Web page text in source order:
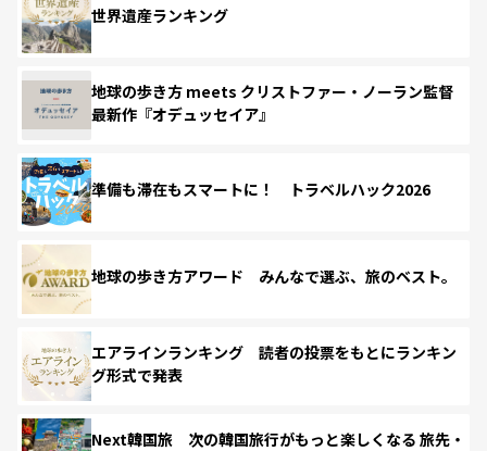
世界遺産ランキング
地球の歩き方 meets クリストファー・ノーラン監督
最新作『オデュッセイア』
準備も滞在もスマートに！ トラベルハック2026
地球の歩き方アワード みんなで選ぶ、旅のベスト。
エアラインランキング 読者の投票をもとにランキン
グ形式で発表
Next韓国旅 次の韓国旅行がもっと楽しくなる 旅先・